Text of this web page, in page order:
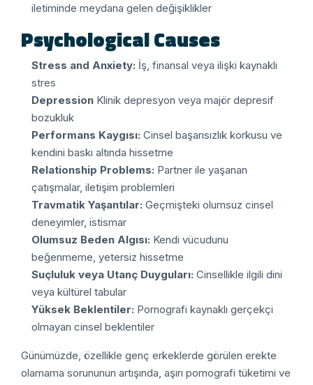
iletiminde meydana gelen değişiklikler
Psychological Causes
Stress and Anxiety: İş, finansal veya ilişki kaynaklı
stres
Depression Klinik depresyon veya majör depresif
bozukluk
Performans Kaygısı: Cinsel başarısızlık korkusu ve
kendini baskı altında hissetme
Relationship Problems: Partner ile yaşanan
çatışmalar, iletişim problemleri
Travmatik Yaşantılar: Geçmişteki olumsuz cinsel
deneyimler, istismar
Olumsuz Beden Algısı: Kendi vücudunu
beğenmeme, yetersiz hissetme
Suçluluk veya Utanç Duyguları: Cinsellikle ilgili dini
veya kültürel tabular
Yüksek Beklentiler: Pornografi kaynaklı gerçekçi
olmayan cinsel beklentiler
Günümüzde, özellikle genç erkeklerde görülen erekte
olamama sorununun artışında, aşırı pornografi tüketimi ve